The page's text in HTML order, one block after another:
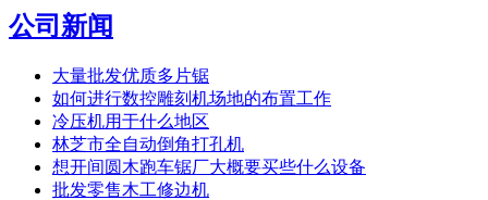
公司新闻
大量批发优质多片锯
如何进行数控雕刻机场地的布置工作
冷压机用于什么地区
林芝市全自动倒角打孔机
想开间圆木跑车锯厂大概要买些什么设备
批发零售木工修边机